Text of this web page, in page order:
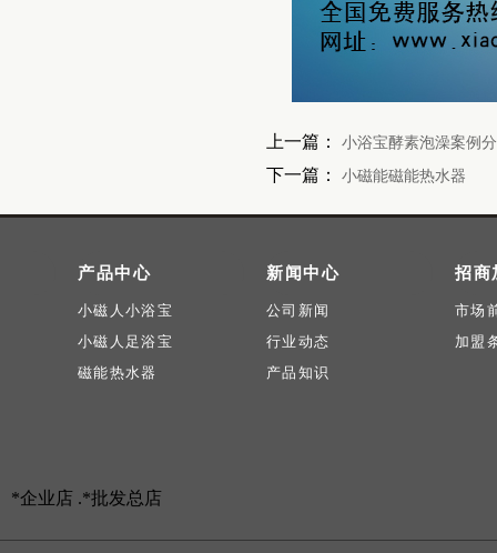
上一篇： 小浴宝酵素泡澡案例
下一篇： 小磁能磁能热水器
产品中心
小磁人小浴宝
小磁人足浴宝
磁能热水器
新闻中心
公司新闻
行业动态
产品知识
招商
市场
加盟
*企业店 .*批发总店